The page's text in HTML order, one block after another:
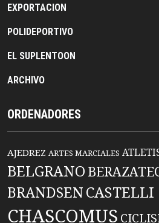
EXPORTACION
POLIDEPORTIVO
EL SUPLENTOON
ARCHIVO
ORDENADORES
AJEDREZ ARTES MARCIALES
BELGRANO
BRANDSENCASTELLI
CHASCOMUS